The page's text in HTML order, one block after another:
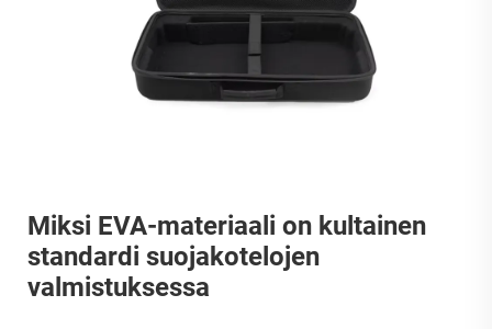
Miksi EVA-materiaali on kultainen
standardi suojakotelojen
valmistuksessa